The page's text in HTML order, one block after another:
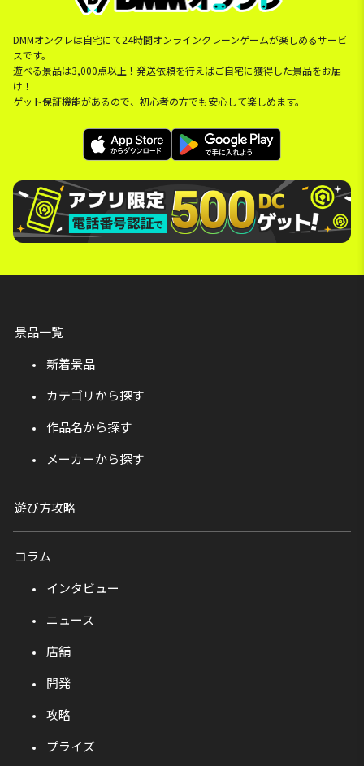
DMMオンクレは自宅にて24時間オンラインクレーンゲームが楽しめるサービ
スです。
遊べる景品は3,000点以上！発送依頼を行えばご自宅に獲得した景品をお届
け！
ゲット保証機能があるので、初心者の方でも安心して楽しめます。
景品一覧
新着景品
カテゴリから探す
作品名から探す
メーカーから探す
遊び方攻略
コラム
インタビュー
ニュース
店舗
開発
攻略
プライズ